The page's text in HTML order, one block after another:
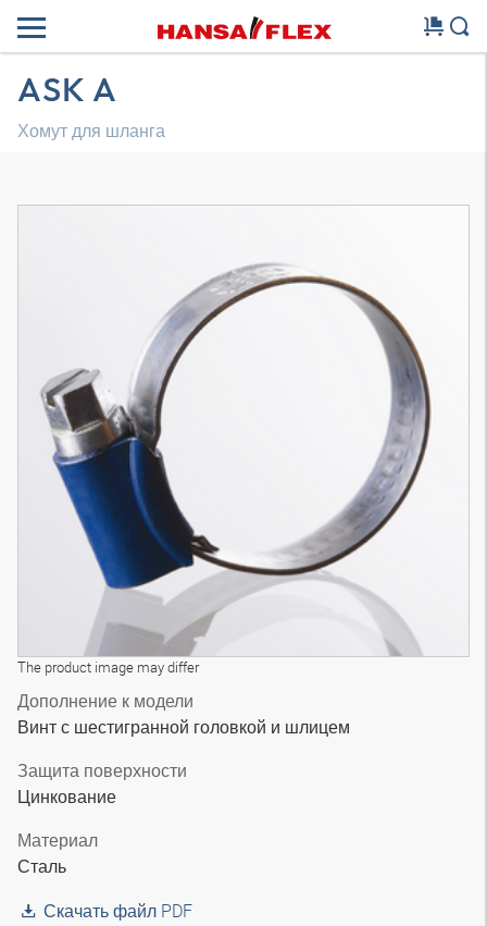
ASK A
Хомут для шланга
The product image may differ
Дополнение к модели
Винт с шестигранной головкой и шлицем
Защита поверхности
Цинкование
Материал
Сталь
Скачать файл PDF